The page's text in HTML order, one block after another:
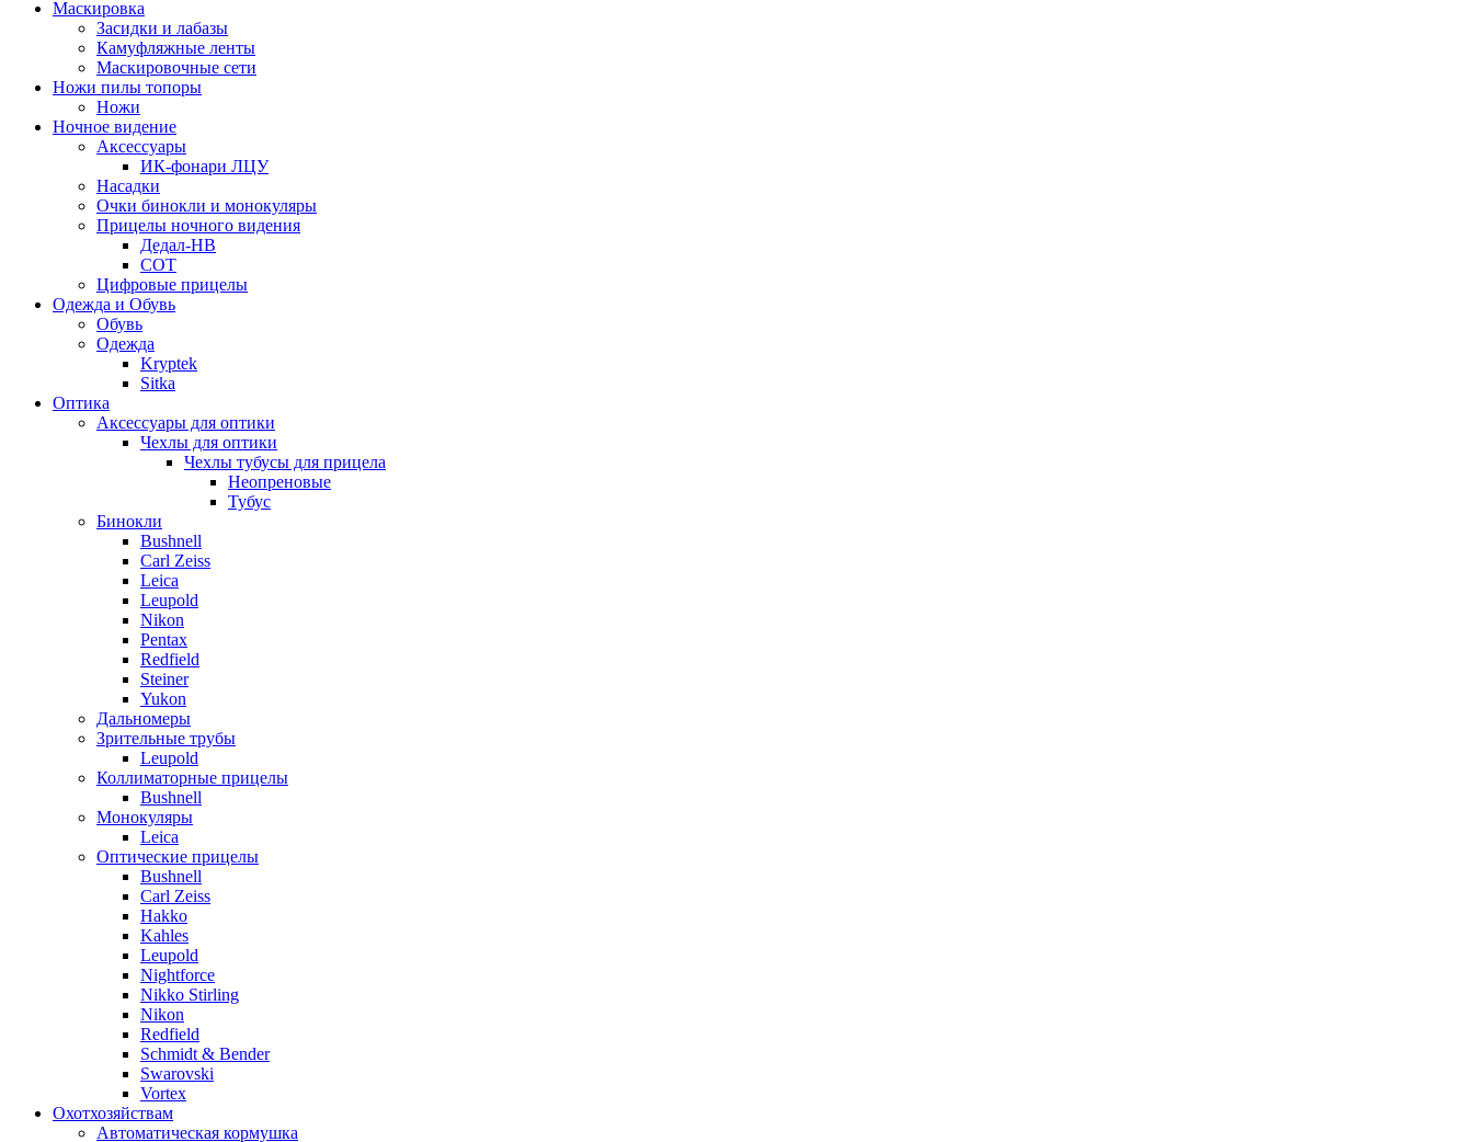
Маскировка
Засидки и лабазы
Камуфляжные ленты
Маскировочные сети
Ножи пилы топоры
Ножи
Ночное видение
Аксессуары
ИК-фонари ЛЦУ
Насадки
Очки бинокли и монокуляры
Прицелы ночного видения
Дедал-НВ
СОТ
Цифровые прицелы
Одежда и Обувь
Обувь
Одежда
Kryptek
Sitka
Оптика
Аксессуары для оптики
Чехлы для оптики
Чехлы тубусы для прицела
Неопреновые
Тубус
Бинокли
Bushnell
Carl Zeiss
Leica
Leupold
Nikon
Pentax
Redfield
Steiner
Yukon
Дальномеры
Зрительные трубы
Leupold
Коллиматорные прицелы
Bushnell
Монокуляры
Leica
Оптические прицелы
Bushnell
Carl Zeiss
Hakko
Kahles
Leupold
Nightforce
Nikko Stirling
Nikon
Redfield
Schmidt & Bender
Swarovski
Vortex
Охотхозяйствам
Автоматическая кормушка